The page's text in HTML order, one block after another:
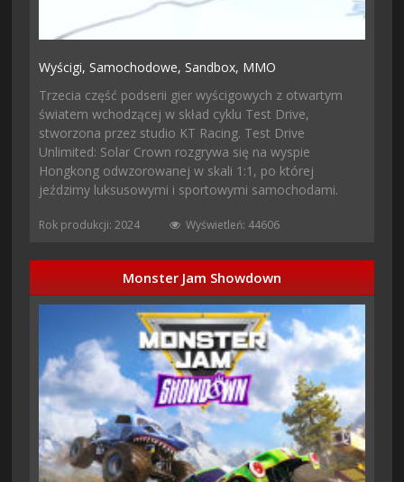
Wyścigi,Samochodowe,Sandbox, MMO
Trzecia część podserii gier wyścigowych z otwartym
światem wchodzącej w skład cyklu Test Drive,
stworzona przez studio KT Racing. Test Drive
Unlimited: Solar Crown rozgrywa się na wyspie
Hongkong odwzorowanej w skali 1:1, po której
jeździmy luksusowymi i sportowymi samochodami.
Rok produkcji: 2024 Wyświetleń: 44606
Monster Jam Showdown